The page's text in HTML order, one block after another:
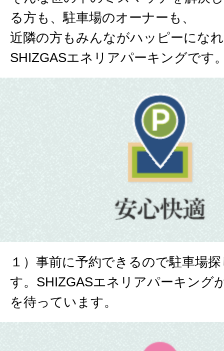
る方も、駐車場のオーナーも、
近隣の方もみんながハッピーにな
SHIZGASエネリアパーキングです
１）事前に予約できるので駐車場
す。SHIZGASエネリアパーキング
を待っています。